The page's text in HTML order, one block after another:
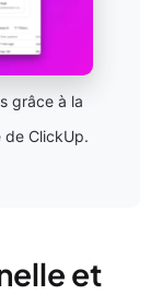
grâce à la
de ClickUp.
et